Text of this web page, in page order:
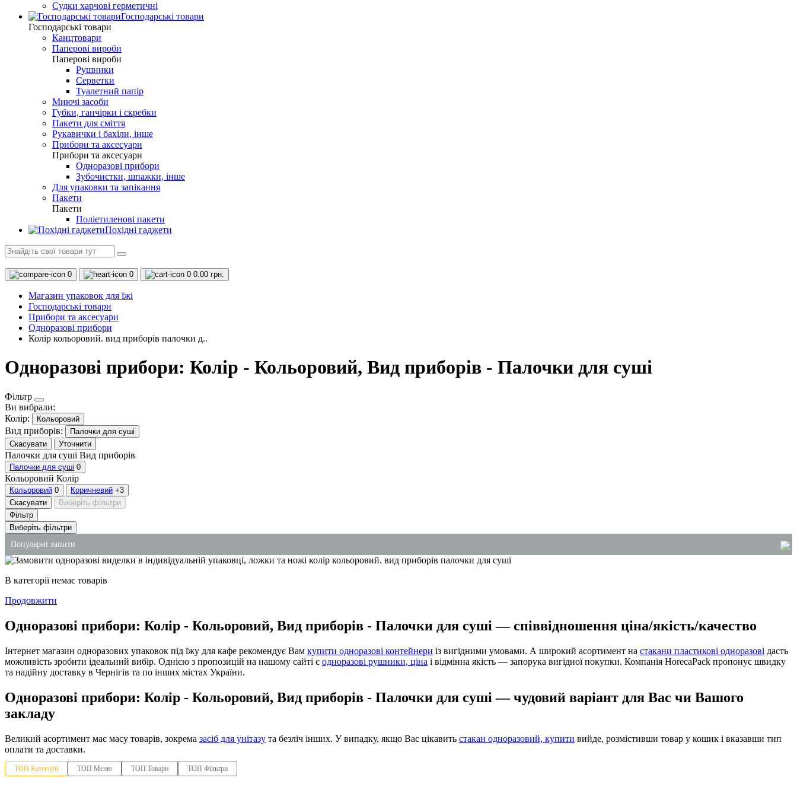
Судки харчові герметичні
Господарські товари
Господарські товари
Канцтовари
Паперові вироби
Паперові вироби
Рушники
Серветки
Туалетний папір
Миючі засоби
Губки, ганчірки і скребки
Пакети для сміття
Рукавички і бахіли, інше
Прибори та аксесуари
Прибори та аксесуари
Одноразові прибори
Зубочистки, шпажки, інше
Для упаковки та запікання
Пакети
Пакети
Поліетиленові пакети
Похідні гаджети
0 0 0 0.00 грн.
Магазин упаковок для їжі
Господарські товари
Прибори та аксесуари
Одноразові прибори
Колір кольоровий. вид приборів палочки д..
Одноразові прибори: Колір - Кольоровий, Вид приборів - Палочки для суші
Фільтр
Ви вибрали:
Колір:
Кольоровий
Вид приборів:
Палочки для суші
Скасувати
Уточнити
Палочки для суші Вид приборів
Палочки для суші 0
Кольоровий Колір
Кольоровий 0 Коричневий +3
Скасувати
Виберіть фільтри
Фільтр
Виберіть фільтри
Популярні запити
одноразове відро
упаковка для ролів купити
паперовий рушник купити
рідкі миючі засоби
В категорії немає товарів
Продовжити
Одноразові прибори: Колір - Кольоровий, Вид приборів - Палочки для суші — співвідношення ціна/якість/качество
Інтернет магазин одноразових упаковок під їжу для кафе рекомендує Вам купити одноразові контейнери із вигідними умовами. А широкий асортимент на стакани пластикові одноразові дасть
можливість зробити ідеальний вибір. Однією з пропозицій на нашому сайті є одноразові рушники, ціна і відмінна якість — запорука вигідної покупки. Компанія HorecaPack пропонує швидку
та надійну доставку в Чернігів та по інших містах України.
Одноразові прибори: Колір - Кольоровий, Вид приборів - Палочки для суші — чудовий варіант для Вас чи Вашого
закладу
Великий асортимент має масу товарів, зокрема засіб для унітазу та безліч інших. У випадку, якщо Вас цікавить стакан одноразовий, купити вийде, розмістивши товар у кошик і вказавши тип
оплати та доставки.
ТОП Категорії ТОП Меню ТОП Товари ТОП Фільтри